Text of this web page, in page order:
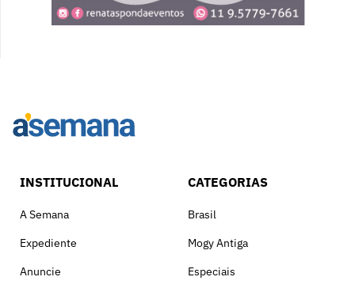
INSTITUCIONAL
A Semana
Expediente
Anuncie
CATEGORIAS
Brasil
Mogy Antiga
Especiais